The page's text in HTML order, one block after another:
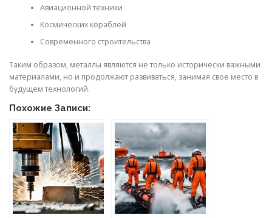
Авиационной техники
Космических кораблей
Современного строительства
Таким образом, металлы являются не только исторически важными
материалами, но и продолжают развиваться, занимая свое место в
будущем технологий.
Похожие Записи: